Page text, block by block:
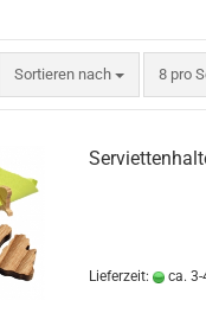
Sortieren nach
Sortieren nach 8 pro
pro
Lieferzeit: ca. 3-